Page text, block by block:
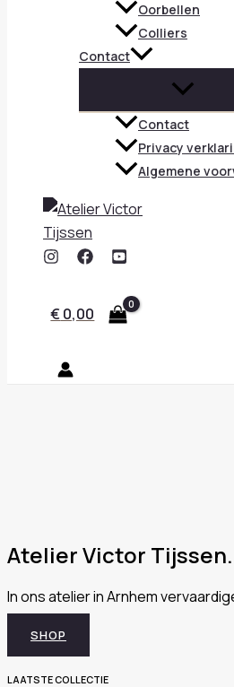
Oorbellen
Colliers
Contact
Contact
Privacy
Algemene
€ 0,00
Atelier Victor Tijssen.
In ons atelier in Arnhem
SHOP
LAATSTE COLLECTIE